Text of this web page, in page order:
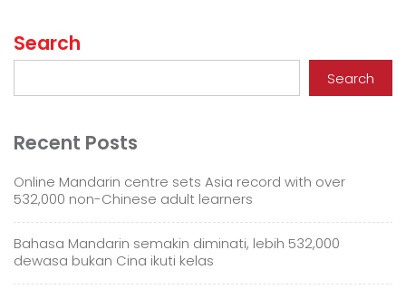
Search
Search
Recent Posts
Online Mandarin centre sets Asia record with over
532,000 non-Chinese adult learners
Bahasa Mandarin semakin diminati, lebih 532,000
dewasa bukan Cina ikuti kelas